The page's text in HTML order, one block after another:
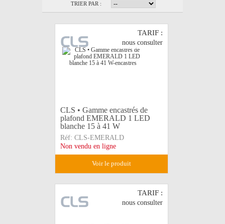
TRIER PAR :
TARIF :
nous consulter
CLS • Gamme encastrés de
plafond EMERALD 1 LED
blanche 15 à 41 W
Réf: CLS-EMERALD
Non vendu en ligne
voir le produit
TARIF :
nous consulter